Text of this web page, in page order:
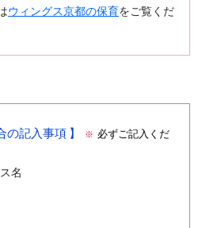
ウィングス京都の保育をご覧くだ
の記入事項 ※ 必ずご記入くだ
名